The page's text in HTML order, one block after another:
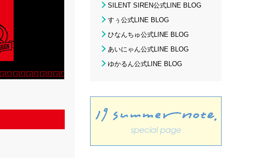
SILENT SIREN公式LINE BLOG
すぅ公式LINE BLOG
ひなんちゅ公式LINE BLOG
あいにゃん公式LINE BLOG
ゆかるん公式LINE BLOG